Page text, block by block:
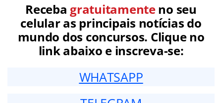
Receba gratuitamenteno seu
celular as principais notícias do
mundo dos concursos. Clique no
link abaixo e inscreva-se:
WHATSAPP